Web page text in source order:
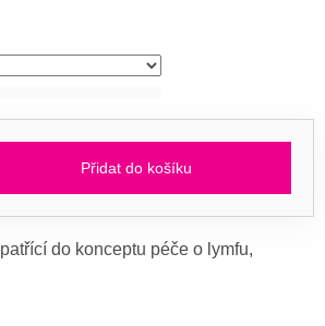
Přidat do košíku
do konceptu péče o lymfu,